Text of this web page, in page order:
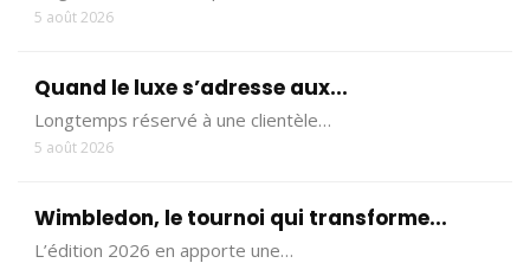
5 août 2026
Quand le luxe s’adresse aux...
Longtemps réservé à une clientèle…
5 août 2026
Wimbledon, le tournoi qui transforme...
L’édition 2026 en apporte une…